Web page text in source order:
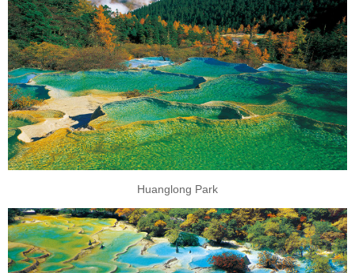
Huanglong Park